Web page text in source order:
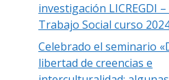
investigación LICREGDI
Trabajo Social curso
Celebrado el seminario
libertad de creencias e